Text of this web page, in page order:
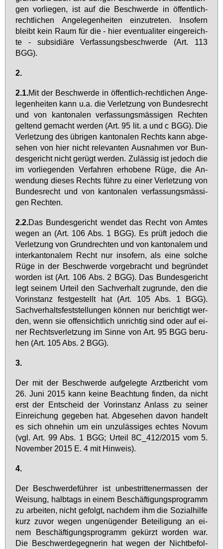
gen vor­lie­gen, ist auf die Be­schwer­de in öf­fent­lich-
recht­li­chen An­ge­le­gen­hei­ten ein­zu­tre­ten. In­so­fern
bleibt kein Raum für die - hier even­tua­li­ter ein­ge­reich­
te - sub­si­diä­re Ver­fas­sungs­be­schwer­de (Art. 113
BGG).
2.
2.1.Mit der Be­schwer­de in öf­fent­lich-recht­li­chen An­ge­
le­gen­hei­ten kann u.a. die Ver­let­zung von Bun­des­recht
und von kan­to­na­len ver­fas­sungs­mäs­si­gen Rech­ten
gel­tend ge­macht wer­den (Art. 95 lit. a und c BGG). Die
Ver­let­zung des üb­ri­gen kan­to­na­len Rechts kann ab­ge­
se­hen von hier nicht re­le­van­ten Aus­nah­men vor Bun­
des­ge­richt nicht ge­rügt wer­den. Zu­läs­sig ist je­doch die
im vor­lie­gen­den Ver­fah­ren er­ho­be­ne Rü­ge, die An­
wen­dung die­ses Rechts füh­re zu ei­ner Ver­let­zung von
Bun­des­recht und von kan­to­na­len ver­fas­sungs­mäs­si­
gen Rech­ten.
2.2.Das Bun­des­ge­richt wen­det das Recht von Am­tes
we­gen an (Art. 106 Abs. 1 BGG). Es prüft je­doch die
Ver­let­zung von Grund­rech­ten und von kan­to­na­lem und
in­ter­kan­to­na­lem Recht nur in­so­fern, als ei­ne sol­che
Rü­ge in der Be­schwer­de vor­ge­bracht und be­grün­det
wor­den ist (Art. 106 Abs. 2 BGG). Das Bun­des­ge­richt
legt sei­nem Ur­teil den Sach­ver­halt zu­grun­de, den die
Vor­in­stanz fest­ge­stellt hat (Art. 105 Abs. 1 BGG).
Sach­ver­halts­fest­stel­lun­gen kön­nen nur be­rich­tigt wer­
den, wenn sie of­fen­sicht­lich un­rich­tig sind oder auf ei­
ner Rechts­ver­let­zung im Sin­ne von Art. 95 BGG be­ru­
hen (Art. 105 Abs. 2 BGG).
3.
Der mit der Be­schwer­de auf­ge­leg­te Arzt­be­richt vom
26. Ju­ni 2015 kann kei­ne Be­ach­tung fin­den, da nicht
erst der Ent­scheid der Vor­in­stanz An­lass zu sei­ner
Ein­rei­chung ge­ge­ben hat. Ab­ge­se­hen da­von han­delt
es sich oh­ne­hin um ein un­zu­läs­si­ges ech­tes No­vum
(vgl. Art. 99 Abs. 1 BGG; Ur­teil 8C_412/2015 vom 5.
No­vem­ber 2015 E. 4 mit Hin­weis).
4.
Der Be­schwer­de­füh­rer ist un­be­strit­te­ner­mas­sen der
Wei­sung, halb­tags in ei­nem Be­schäf­ti­gungs­pro­gramm
zu ar­bei­ten, nicht ge­folgt, nach­dem ihm die So­zi­al­hil­fe
kurz zu­vor we­gen un­ge­nü­gen­der Be­tei­li­gung an ei­
nem Be­schäf­ti­gungs­pro­gramm ge­kürzt wor­den war.
Die Be­schwer­de­geg­ne­rin hat we­gen der Nicht­be­fol­